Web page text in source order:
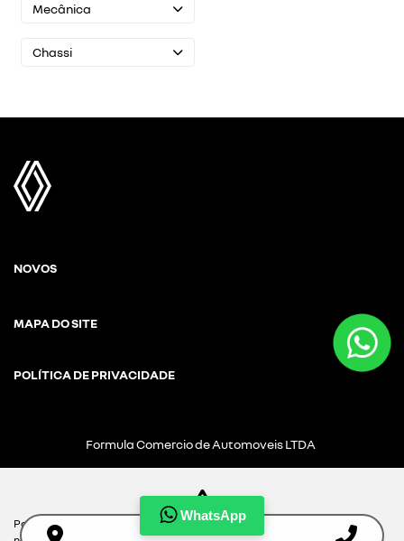
WhatsApp
Mecânica
Chassi
NOVOS
MAPA DO SITE
POLÍTICA DE PRIVACIDADE
Formula Comercio de Automoveis LTDA
Para otimizar sua experiência durante a navegação, fazemos uso de